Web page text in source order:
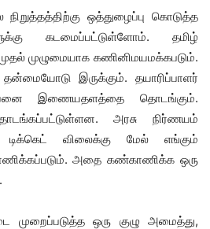
ஒத்துழைப்பு கொடுத்த
கடமைப்பட்டுள்ளோம். தமிழ்
முழுமையாக கணினிமயமக்கபடும்.
இருக்கும். தயாரிப்பாளர்
இணையதளத்தை தொடங்கும்.
அரசு நிர்ணயம்
டிக்கெட் விலைக்கு மேல் எங்கும்
அதை கண்காணிக்க ஒரு
முறைப்படுத்த ஒரு குழு அமைத்து,